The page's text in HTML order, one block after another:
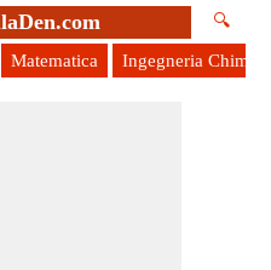
🔍
Matematica Ingegneria Chimica